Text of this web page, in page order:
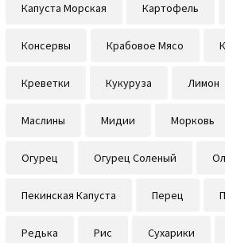
Капуста Морская Картофель
Консервы Крабовое Мясо
Креветки Кукуруза Лимон
Маслины Мидии Морковь
Огурец Огурец Соленый
Пекинская Капуста Перец
Редька Рис Сухарики